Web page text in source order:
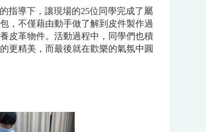
指導下，讓現場的25位同學完成了屬
，不僅藉由動手做了解到皮件製作過
皮革物件。活動過程中，同學們也積
更精美，而最後就在歡樂的氣氛中圓